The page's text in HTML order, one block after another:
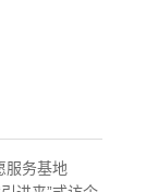
服务基地